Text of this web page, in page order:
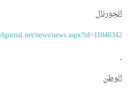
http://elgornal.net/news/